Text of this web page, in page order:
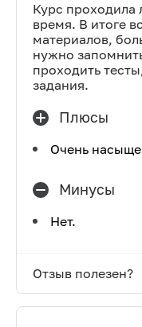
Курс проходила
время. В итоге
материалов,
нужно
проходить
задания.
Плюсы
Очень
Минусы
Нет.
Отзыв полезен?